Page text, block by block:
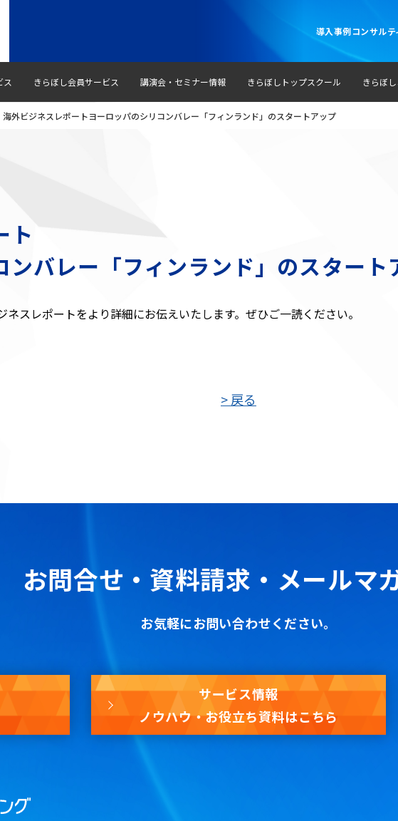
導入事例コンサル
ス きらぼし会員サービス 講演会・セミナー情報 きらぼしトップスクール きらぼ
海外ビジネスレポートヨーロッパのシリコンバレー「フィンランド」のスタートアップ
ト
ンバレー「フィンランド」のスタート
スレポートをより詳細にお伝えいたします。ぜひご一読ください。
> 戻る
お問合せ・資料請求・ メールマ
お気軽にお問い合わせください。
サービス情報
ノウハウ・お役立ち資料はこちら